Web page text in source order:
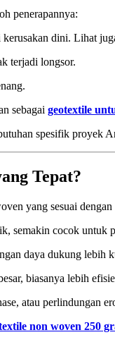
penerapannya:
dini. Lihat
terjadi longsor.
sebagai geotextile
spesifik proyek
Tepat?
yang sesuai
semakin cocok untuk
daya dukung lebih
biasanya lebih
atau perlindungan
non woven 250